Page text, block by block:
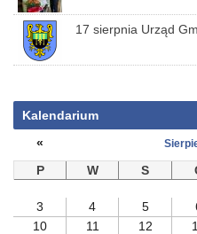
17 sierpnia Urząd
Kalendarium
«
P
W S
3
4 5
10
11 12